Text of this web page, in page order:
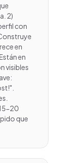
2)
con
en
en
visibles
20
que